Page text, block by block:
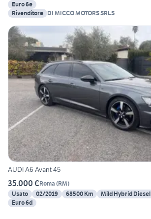
Euro 6e
Rivenditore DI MICCO MOTORS SRLS
AUDI A6 Avant 45
35.000 €Roma (RM)
Usato
02/2019 68500 Km Mild Hybrid Diesel
Euro 6d